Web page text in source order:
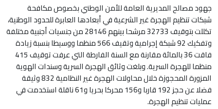
جهود مصالح المديرية العامة للأمن الوطني بخصوص مكافحة
شبكات تنظيم الهجرة غير الشرعية في أبعادها العابرة للحدود الوطنية،
تكللت بتوقيف 32733 مرشحا بينهم 28146 من جنسيات أجنبية مختلفة
وتفكيك 92 شبكة إجرامية وتقيف 566 منظما ووسيطا بنسبة زيادة
فاقت 36 بالمائة مقارنة مع السنة الفارطة التي عرفت توقيف 415
منظما للهجرة السرية. وبلغت وثائق الهجرة السرية وسندات الهوية
المزورة المحجوزة خلال محاولات الهجرة غير النظامية 832 وثيقة
فضلا عن حجز 192 قاربا و156 محركا بحريا و61 ناقلة استخدمت في
عمليات تنظيم الهجرة.